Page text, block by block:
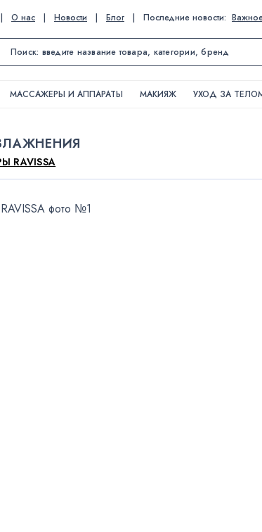
| О нас | Новости | Блог | Последние новости:
МАССАЖЕРЫ И АППАРАТЫ МАКИЯЖ УХОД ЗА
RAVISSA